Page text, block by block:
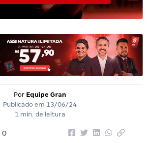
Por Equipe Gran
Publicado em 13/06/24
1 min. de leitura
0